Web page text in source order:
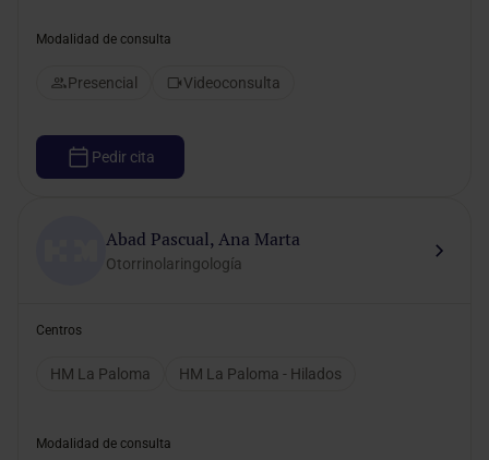
Modalidad de consulta
Presencial Videoconsulta
Pedir cita
Abad Pascual, Ana Marta
Otorrinolaringología
Centros
HM La Paloma HM La Paloma - Hilados
Modalidad de consulta